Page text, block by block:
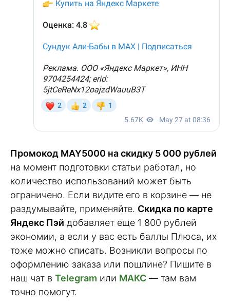
Промокод MAY5000 на скидку 5 000 рублей
на момент подготовки статьи работал, но
количество использований может быть
ограничено. Если видите его в корзине — не
раздумывайте, применяйте. Скидка по карте
Яндекс Пэй добавляет еще 1 800 рублей
экономии, а если у вас есть баллы Плюса, их
тоже можно списать. Возникли вопросы по
оформлению заказа или пошлине? Пишите в
наш чат в Telegram или МАКС — там вам
точно помогут.